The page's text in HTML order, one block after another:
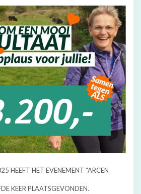
HEEFT HET EVENEMENT “ARCEN
KEER PLAATSGEVONDEN.